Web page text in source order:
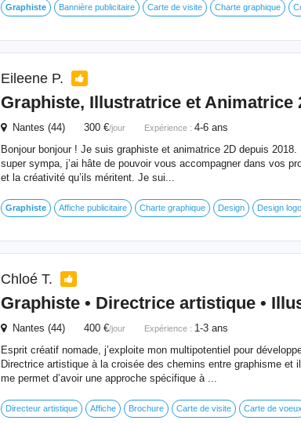
Graphiste Bannière publicitaire Carte de visite Charte graphique
Eileene P.
Graphiste, Illustratrice et Animatrice
Nantes (44) 300 €/jour Expérience : 4-6 ans
Bonjour bonjour ! Je suis graphiste et animatrice 2D depuis
super sympa, j’ai hâte de pouvoir vous accompagner dans vos
et la créativité qu’ils méritent. Je sui...
Graphiste Affiche publicitaire Charte graphique Design Design logo
Chloé T.
Graphiste• Directrice artistique •
Nantes (44) 400 €/jour Expérience : 1-3 ans
Esprit créatif nomade, j’exploite mon multipotentiel pour
Directrice artistique à la croisée des chemins entre graphisme et
me permet d’avoir une approche spécifique à ...
Directeur artistique Affiche Brochure Carte de visite Carte de voeux